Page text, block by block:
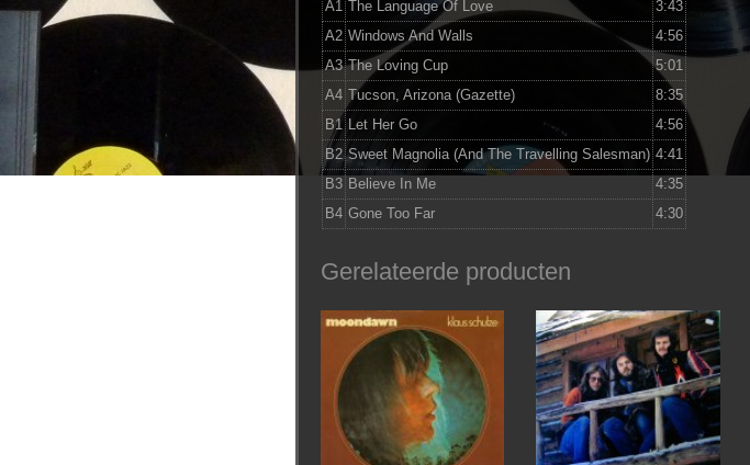
A1 The Language Of Love
3:43
A2 Windows And Walls
4:56
A3 The Loving Cup
5:01
A4 Tucson, Arizona (Gazette)
8:35
B1 Let Her Go
4:56
B2 Sweet Magnolia (And The Travelling Salesman) 4:41
B3 Believe In Me
4:35
B4 Gone Too Far 4:30
Gerelateerde producten